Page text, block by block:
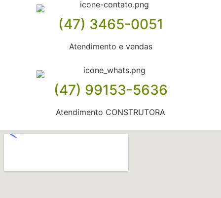
(47) 3465-0051
Atendimento e vendas
(47) 99153-5636
Atendimento CONSTRUTORA